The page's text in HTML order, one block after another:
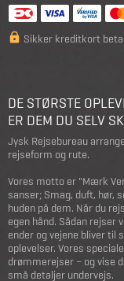
Sikker kreditkort
DE STØRSTE
ER DEM DU SELV
Jysk Rejsebureau
rejseform og rute.
Vores motto er "Mærk
sanser; Smag, duft, hør,
huden på dem. Når du
egen hånd. Sådan rejser
ender og vejene bliver til
oplevelser. Vores
drømmerejser – og vise
små detaljer undervejs.